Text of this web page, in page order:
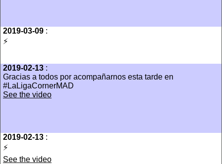
2019-03-09 :
⚡️
2019-02-13 :
Gracias a todos por acompañarnos esta tarde en
#LaLigaCornerMAD
See the video
2019-02-13 :
⚡️
See the video